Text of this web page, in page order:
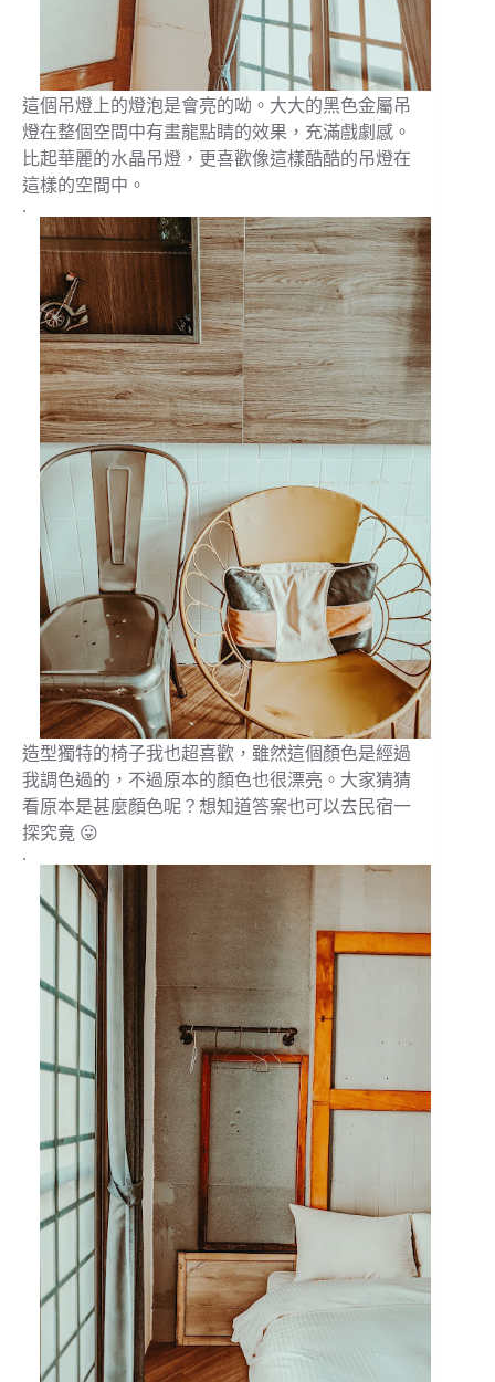
這個吊燈上的燈泡是會亮的呦。大大的黑色金屬吊
燈在整個空間中有畫龍點睛的效果，充滿戲劇感。
比起華麗的水晶吊燈，更喜歡像這樣酷酷的吊燈在
這樣的空間中。
.
造型獨特的椅子我也超喜歡，雖然這個顏色是經過
我調色過的，不過原本的顏色也很漂亮。大家猜猜
看原本是甚麼顏色呢？想知道答案也可以去民宿一
探究竟 😛
.